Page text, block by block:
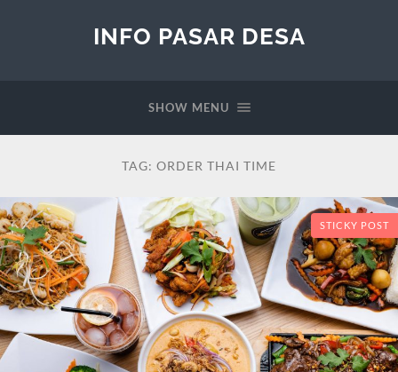
INFO PASAR DESA
SHOW MENU
TAG: ORDER THAI TIME
STICKY POST